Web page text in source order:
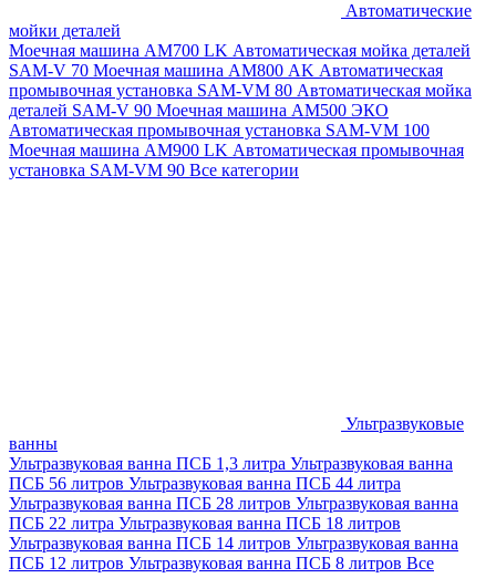
Автоматические
мойки деталей
Моечная машина AM700 LK Автоматическая мойка деталей
SAM-V 70 Моечная машина АМ800 AK Автоматическая
промывочная установка SAM-VM 80 Автоматическая мойка
деталей SAM-V 90 Моечная машина АМ500 ЭКО
Автоматическая промывочная установка SAM-VM 100
Моечная машина AM900 LK Автоматическая промывочная
установка SAM-VM 90 Все категории
Ультразвуковые
ванны
Ультразвуковая ванна ПСБ 1,3 литра Ультразвуковая ванна
ПСБ 56 литров Ультразвуковая ванна ПСБ 44 литра
Ультразвуковая ванна ПСБ 28 литров Ультразвуковая ванна
ПСБ 22 литра Ультразвуковая ванна ПСБ 18 литров
Ультразвуковая ванна ПСБ 14 литров Ультразвуковая ванна
ПСБ 12 литров Ультразвуковая ванна ПСБ 8 литров Все